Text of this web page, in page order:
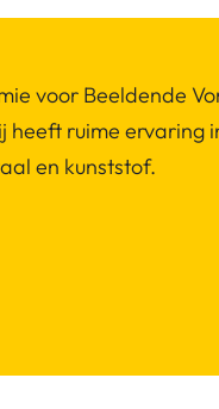
voor Beeldende
ruime ervaring
en kunststof.